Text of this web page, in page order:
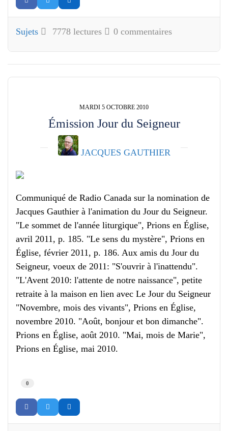
Sujets 7778 lectures 0 commentaires
MARDI 5 OCTOBRE 2010
Émission Jour du Seigneur
JACQUES GAUTHIER
Communiqué de Radio Canada sur la nomination de
Jacques Gauthier à l'animation du Jour du Seigneur.
"Le sommet de l'année liturgique", Prions en Église,
avril 2011, p. 185. "Le sens du mystère", Prions en
Église, février 2011, p. 186. Aux amis du Jour du
Seigneur, voeux de 2011: "S'ouvrir à l'inattendu".
"L'Avent 2010: l'attente de notre naissance", petite
retraite à la maison en lien avec Le Jour du Seigneur
"Novembre, mois des vivants", Prions en Église,
novembre 2010. "Août, bonjour et bon dimanche".
Prions en Église, août 2010. "Mai, mois de Marie",
Prions en Église, mai 2010.
0